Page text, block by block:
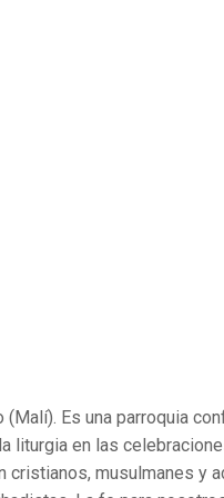
Es una parroquia
liturgia en las
musulmanes y